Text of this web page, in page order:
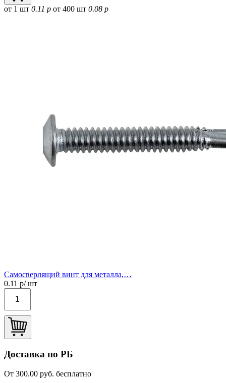
от 1 шт 0.11 р от 400 шт 0.08 р
Самосверлящий винт для металла,…
0.11 р/ шт
Доставка по РБ
От 300.00 руб. бесплатно